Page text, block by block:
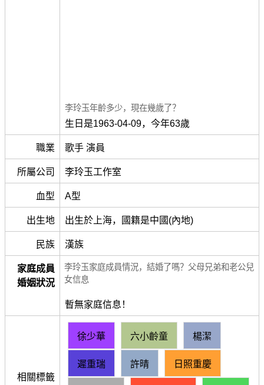
李玲玉年齡多少，現在幾歲了？
生日是1963-04-09，今年63歲
職業 歌手 演員
所屬公司 李玲玉工作室
血型 A型
出生地 出生於上海，國籍是中國(內地)
民族 漢族
家庭成員
婚姻狀況
李玲玉家庭成員情況，結婚了嗎？父母兄弟和老公兒
女信息
暫無家庭信息！
相關標籤
徐少華 六小齡童 楊潔
遲重瑞 許晴 日照重慶